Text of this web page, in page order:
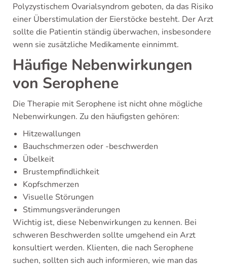
Polyzystischem Ovarialsyndrom geboten, da das Risiko
einer Überstimulation der Eierstöcke besteht. Der Arzt
sollte die Patientin ständig überwachen, insbesondere
wenn sie zusätzliche Medikamente einnimmt.
Häufige Nebenwirkungen
von Serophene
Die Therapie mit Serophene ist nicht ohne mögliche
Nebenwirkungen. Zu den häufigsten gehören:
Hitzewallungen
Bauchschmerzen oder -beschwerden
Übelkeit
Brustempfindlichkeit
Kopfschmerzen
Visuelle Störungen
Stimmungsveränderungen
Wichtig ist, diese Nebenwirkungen zu kennen. Bei
schweren Beschwerden sollte umgehend ein Arzt
konsultiert werden. Klienten, die nach Serophene
suchen, sollten sich auch informieren, wie man das